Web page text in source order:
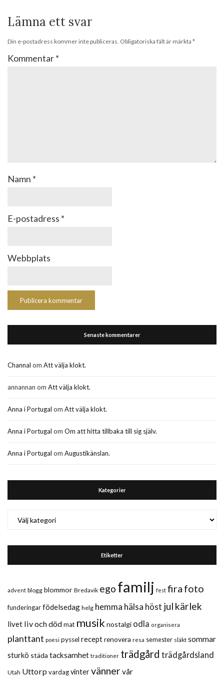
Lämna ett svar
Din e-postadress kommer inte publiceras. Obligatoriska fält är märkta *
Kommentar*
Namn *
E-postadress *
Webbplats
Senaste kommentarer
Channal om Att välja klokt.
annannan om Att välja klokt.
Anna i Portugal om Att välja klokt.
Anna i Portugal om Om att hitta tillbaka till sig själv.
Anna i Portugal om Augustikänslan.
Kategorier
Etiketter
advent blogg blommor Bredavik ego familj fest fira foto
funderingarfödelsedag helg hemma hälsa höst jul kärlek
livet liv och dödmat musik nostalgi odla organisera
planttant poesi pyssel receptrenovera resa semester släkt sommar
sturkö städa tacksamhet traditioner trädgård trädgårdsland
Utah Uttorp vardagvintervänner vår